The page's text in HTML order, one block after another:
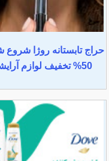
حراج تابستانه روژا شروع
50% تخفیف لوازم آرایشی